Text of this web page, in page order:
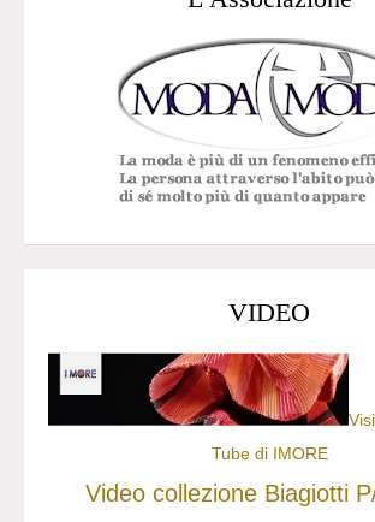
VIDEO
Tube di IMORE
Video collezione Biagiotti